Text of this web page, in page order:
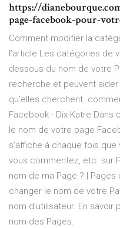
https://
page-facebook-pour-
Comment modifier la
l’article Les catégories de
dessous du nom de votre
recherche et peuvent
qu’elles cherchent.
Facebook - Dix-Katre
le nom de votre page
s’affiche à chaque fois
vous commentez, etc. sur
nom de ma Page ? | Pages
changer le nom de votre
nom d’utilisateur. En
nom des Pages.